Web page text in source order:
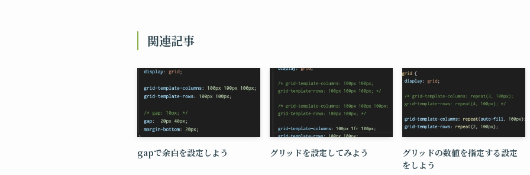
関連記事
gapで余白を設定しよう グリッドを設定してみよう
グリッドの数値を指定する設定
をしよう